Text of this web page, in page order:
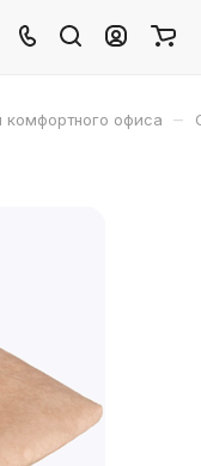
комфортного офиса –